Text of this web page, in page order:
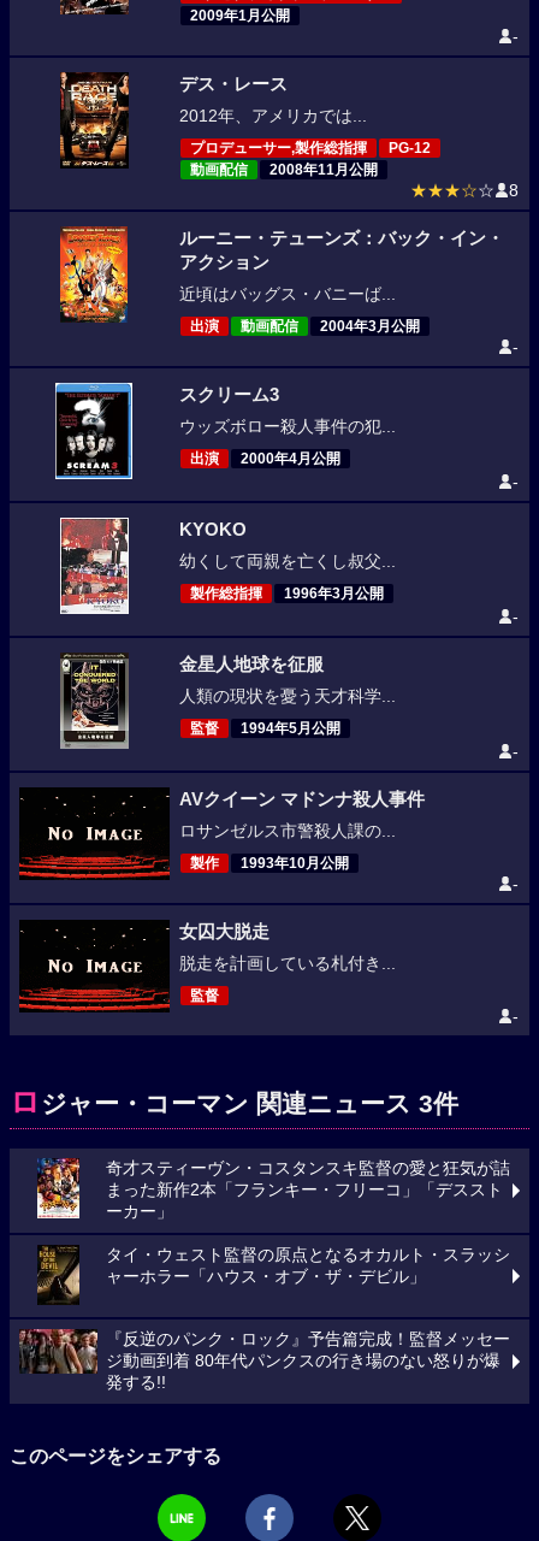
2009年1月公開
-
デス・レース
2012年、アメリカでは...
プロデューサー,製作総指揮
PG-12
動画配信
2008年11月公開
★★★☆☆ 8
ルーニー・テューンズ：バック・イン・
アクション
近頃はバッグス・バニーば...
出演 動画配信 2004年3月公開
-
スクリーム3
ウッズボロー殺人事件の犯...
出演 2000年4月公開
-
KYOKO
幼くして両親を亡くし叔父...
製作総指揮 1996年3月公開
-
金星人地球を征服
人類の現状を憂う天才科学...
監督 1994年5月公開
-
AVクイーン マドンナ殺人事件
ロサンゼルス市警殺人課の...
製作 1993年10月公開
-
女囚大脱走
脱走を計画している札付き...
監督
-
ロ ジャー・コーマン 関連ニュース 3件
奇才スティーヴン・コスタンスキ監督の愛と狂気が詰
まった新作2本「フランキー・フリーコ」「デススト
ーカー」
タイ・ウェスト監督の原点となるオカルト・スラッシ
ャーホラー「ハウス・オブ・ザ・デビル」
『反逆のパンク・ロック』予告篇完成！監督メッセー
ジ動画到着 80年代パンクスの行き場のない怒りが爆
発する!!
このページをシェアする